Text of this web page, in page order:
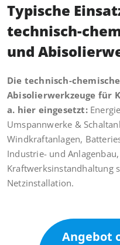
Typische
technisch-
und
Die technisch-
Abisolierwerkzeuge für
a. hier eingesetzt:
Umspannwerke &
Windkraftanlagen,
Industrie- und
Kraftwerksinstandhaltung
Netzinstallation.
Angebot